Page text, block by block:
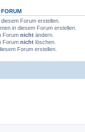
FORUM
Forum erstellen.
in diesem Forum erstellen.
Forum nicht ändern.
Forum nicht löschen.
Forum erstellen.